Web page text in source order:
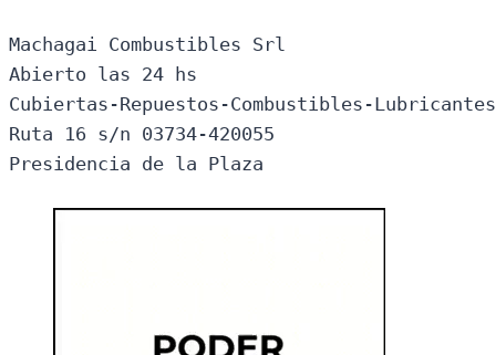
Machagai Combustibles Srl
Abierto las 24 hs
Cubiertas-Repuestos-Combustibles-
Ruta 16 s/n 03734-420055
Presidencia de la Plaza